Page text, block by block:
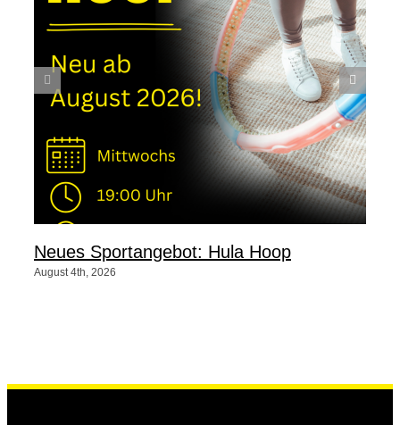
Neues Sportangebot: Hula Hoop
August 4th, 2026